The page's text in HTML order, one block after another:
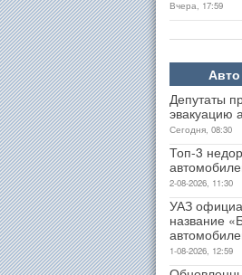
Вчера, 17:59
Авто
Депутаты
эвакуацию
Сегодня, 08:30
Топ-3
2-08-2026, 11:30
УАЗ
название
1-08-2026, 12:59